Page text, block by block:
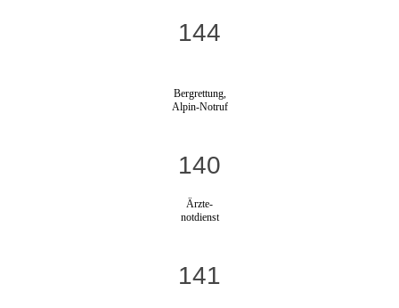
144
Bergrettung,
Alpin-Notruf
140
Ärzte-
notdienst
141